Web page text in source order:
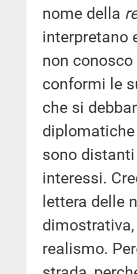
nome della
interpretano
non
conformi le
che si
sono
interessi.
lettera delle
realismo.